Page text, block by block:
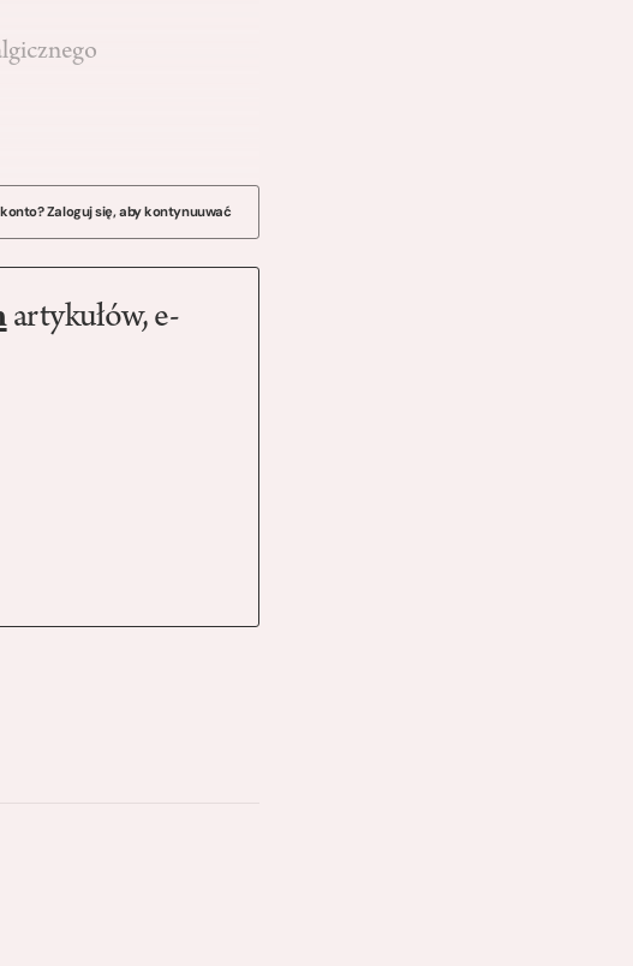
Zaloguj się, aby kontynuuwać
artykułów, e-